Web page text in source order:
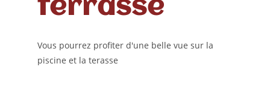
terrasse
Vous pourrez profiter d'une belle vue sur la
piscine et la terasse